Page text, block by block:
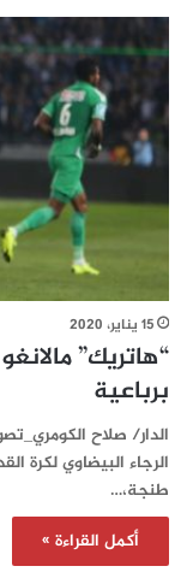
15 يناير، 2020
“هاتريك”
برباعية
الدار/ صلاح
طنجة،…
أكمل القراءة »